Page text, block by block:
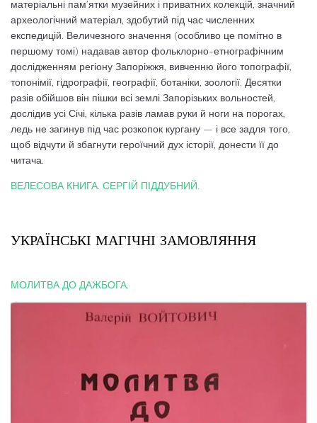
матеріальні пам’ятки музейних і приватних колекцій, значний
археологічний матеріал, здобутий під час численних
експедицій. Величезного значення (особливо це помітно в
першому томі) надавав автор фольклорно-етнографічним
дослідженням регіону Запоріжжя, вивченню його топографії,
топонімії, гідрографії, географії, ботаніки, зоології. Десятки
разів обійшов він пішки всі землі Запорізьких вольностей,
дослідив усі Січі, кілька разів ламав руки й ноги на порогах,
ледь не загинув під час розкопок кургану — і все задля того,
щоб відчути й збагнути героїчний дух історії, донести її до
читача.
ВЕЛЕСОВА КНИГА. СЕРГІЙ ПІДДУБНИЙ.
УКРАЇНСЬКІ МАГІЧНІ ЗАМОВЛЯННЯ
МОЛИТВА ДО ДАЖБОГА.